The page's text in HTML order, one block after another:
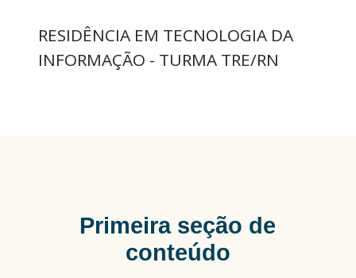
RESIDÊNCIA EM TECNOLOGIA DA
INFORMAÇÃO - TURMA TRE/RN
Primeira seção de
conteúdo